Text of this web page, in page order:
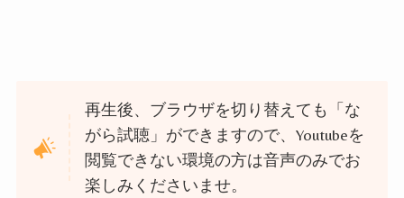
再生後、ブラウザを切り替えても「な
がら試聴」ができますので、Youtubeを
閲覧できない環境の方は音声のみでお
楽しみくださいませ。